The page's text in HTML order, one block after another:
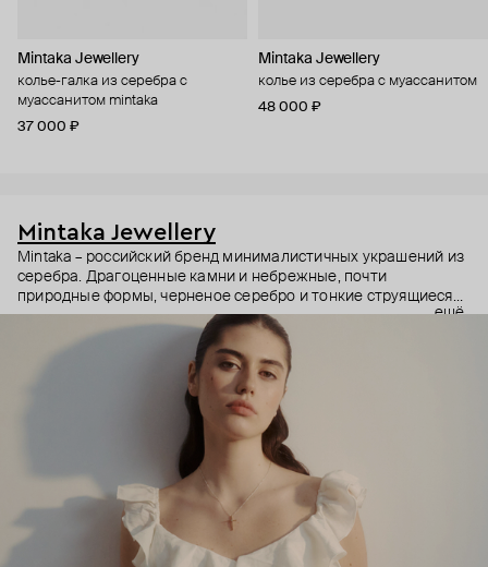
Mintaka Jewellery
колье-галка из серебра с
муассанитом mintaka
37 000 ₽
Mintaka Jewellery
колье из серебра с муассанитом
48 000 ₽
Mintaka Jewellery
Mintaka – российский бренд минималистичных украшений из
серебра. Драгоценные камни и небрежные, почти
природные формы, черненое серебро и тонкие струящиеся
цепи – в этих украшениях дизайнеры соединили силу и
нежность, авангардные детали и классический дизайн.
Какую часть вашего характера они подчеркнут? Выбор за
ещё